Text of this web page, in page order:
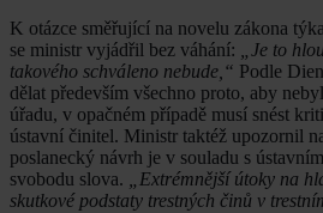
K otázce směřující na novelu zákona
se ministr vyjádřil bez váhání:
„Je to
takového schváleno nebude,“ Podle
dělat především všechno proto, aby
úřadu, v opačném případě musí snést
ústavní činitel. Ministr taktéž upozornil
poslanecký návrh je v souladu s
svobodu slova.
„Extrémnější útoky na
skutkové podstaty trestných činů v